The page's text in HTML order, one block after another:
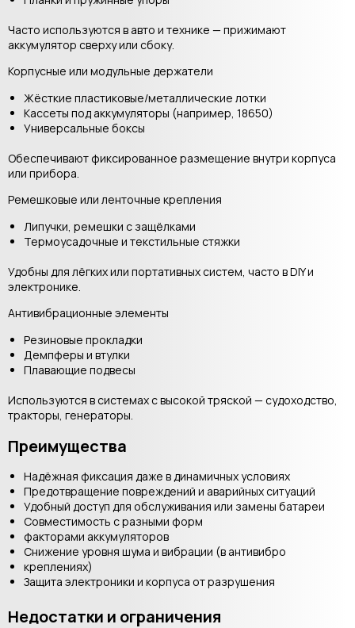
Часто используются в авто и технике — прижимают
аккумулятор сверху или сбоку.
Корпусные или модульные держатели
Жёсткие пластиковые/металлические лотки
Кассеты под аккумуляторы (например, 18650)
Универсальные боксы
Обеспечивают фиксированное размещение внутри корпуса
или прибора.
Ремешковые или ленточные крепления
Липучки, ремешки с защёлками
Термоусадочные и текстильные стяжки
Удобны для лёгких или портативных систем, часто в DIY и
электронике.
Антивибрационные элементы
Резиновые прокладки
Демпферы и втулки
Плавающие подвесы
Используются в системах с высокой тряской — судоходство,
тракторы, генераторы.
Преимущества
Надёжная фиксация даже в динамичных условиях
Предотвращение повреждений и аварийных ситуаций
Удобный доступ для обслуживания или замены батареи
Совместимость с разными форм
факторами аккумуляторов
Снижение уровня шума и вибрации (в антивибро
креплениях)
Защита электроники и корпуса от разрушения
Недостатки и ограничения